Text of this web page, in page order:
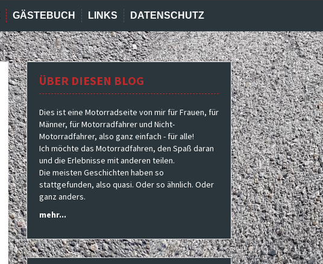
GÄSTEBUCH LINKS DATENSCHUTZ
ÜBER DIESEN BLOG
Dies ist eine Motorradseite von mir für Frauen, für
Männer, für Motorradfahrer und Nicht-
Motorradfahrer, also ganz einfach - für alle!
Ich möchte das Motorradfahren, den Spaß daran
und die Erlebnisse mit anderen teilen.
Die meisten Geschichten haben so
stattgefunden, also quasi. Oder so ähnlich. Oder
ganz anders.
mehr...